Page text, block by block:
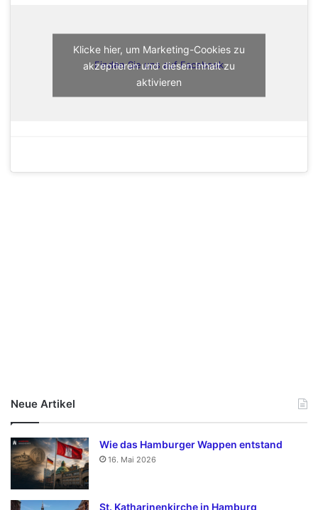
Finden Sie uns auf Facebook
Klicke hier, um Marketing-Cookies zu
akzeptieren und diesen Inhalt zu
aktivieren
Neue Artikel
Wie das Hamburger Wappen entstand
16. Mai 2026
St. Katharinenkirche in Hamburg